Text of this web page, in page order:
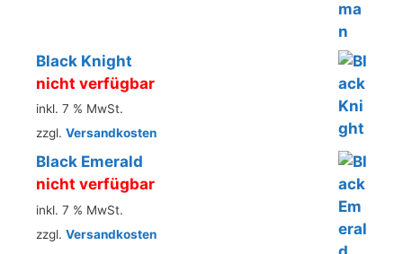
Black Knight
nicht verfügbar
inkl. 7 % MwSt.
zzgl. Versandkosten
Black Emerald
nicht verfügbar
inkl. 7 % MwSt.
zzgl. Versandkosten